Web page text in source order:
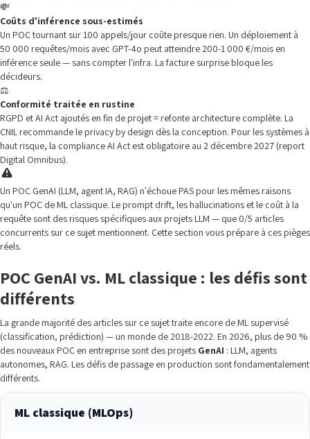
💸
Coûts d'inférence sous-estimés
Un POC tournant sur 100 appels/jour coûte presque rien. Un déploiement à
50 000 requêtes/mois avec GPT-4o peut atteindre 200-1 000 €/mois en
inférence seule — sans compter l'infra. La facture surprise bloque les
décideurs.
⚖️
Conformité traitée en rustine
RGPD et AI Act ajoutés en fin de projet = refonte architecture complète. La
CNIL recommande le privacy by design dès la conception. Pour les systèmes à
haut risque, la compliance AI Act est obligatoire au 2 décembre 2027 (report
Digital Omnibus).
Un POC GenAI (LLM, agent IA, RAG) n'échoue PAS pour les mêmes raisons
qu'un POC de ML classique. Le prompt drift, les hallucinations et le coût à la
requête sont des risques spécifiques aux projets LLM — que 0/5 articles
concurrents sur ce sujet mentionnent. Cette section vous prépare à ces pièges
réels.
POC GenAI vs. ML classique : les défis sont
différents
La grande majorité des articles sur ce sujet traite encore de ML supervisé
(classification, prédiction) — un monde de 2018-2022. En 2026, plus de 90 %
des nouveaux POC en entreprise sont des projets GenAI : LLM, agents
autonomes, RAG. Les défis de passage en production sont fondamentalement
différents.
ML classique (MLOps)